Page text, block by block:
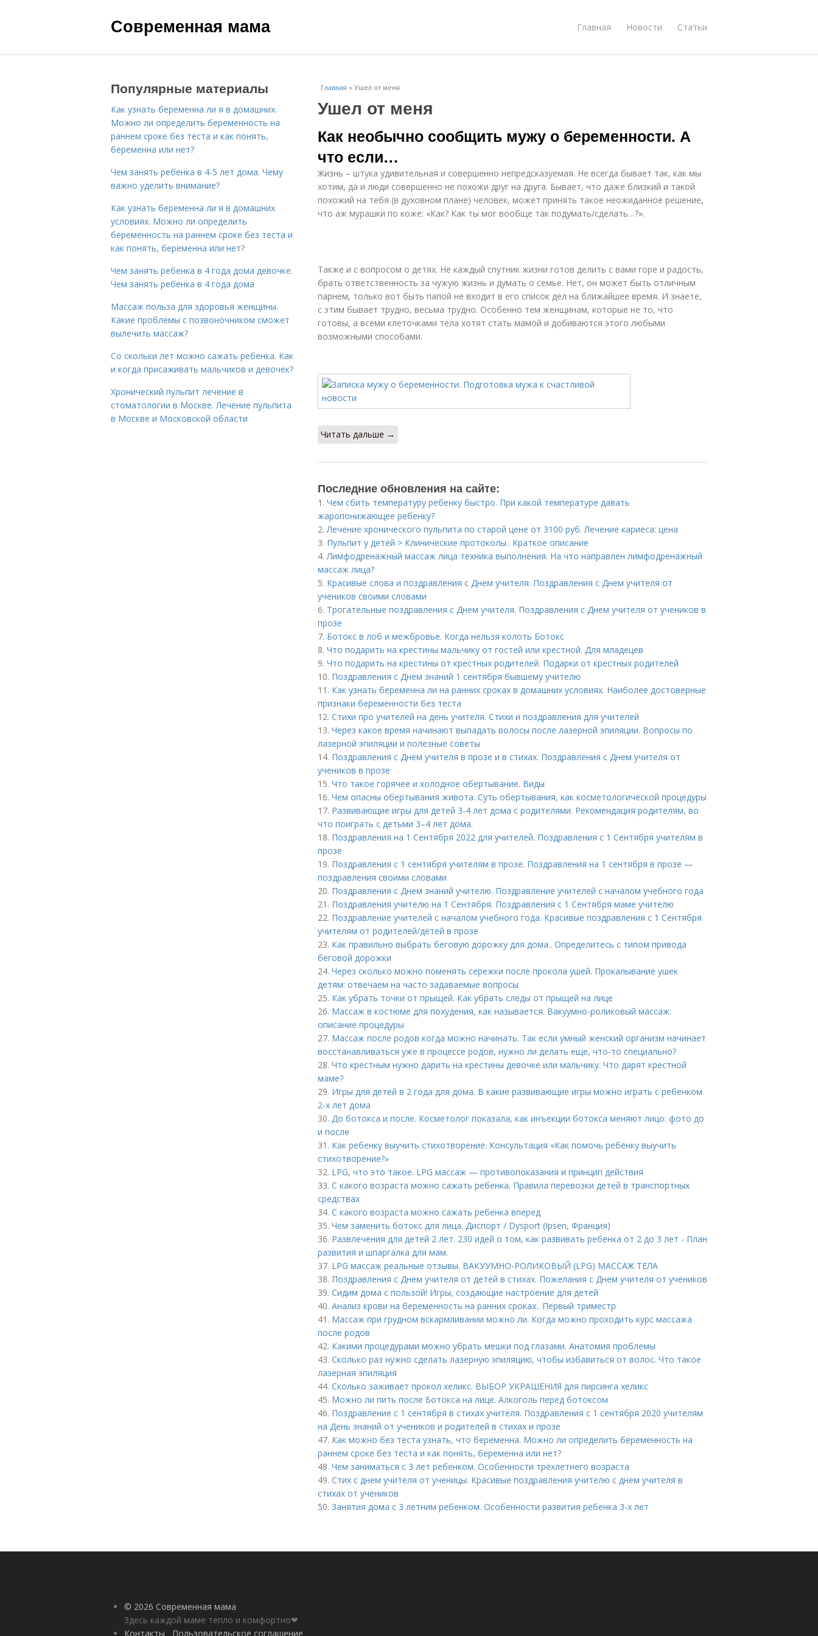
Современная мама Главная Новости Статьи
Главная » Ушел от меня
Ушел от меня
Как необычно сообщить мужу о беременности. А
что если…
Жизнь – штука удивительная и совершенно непредсказуемая. Не всегда бывает так, как мы
хотим, да и люди совершенно не похожи друг на друга. Бывает, что даже близкий и такой
похожий на тебя (в духовном плане) человек, может принять такое неожиданное решение,
что аж мурашки по коже: «Как? Как ты мог вообще так подумать/сделать…?».
Также и с вопросом о детях. Не каждый спутник жизни готов делить с вами горе и радость,
брать ответственность за чужую жизнь и думать о семье. Нет, он может быть отличным
парнем, только вот быть папой не входит в его список дел на ближайшее время. И знаете,
с этим бывает трудно, весьма трудно. Особенно тем женщинам, которые не то, что
готовы, а всеми клеточками тела хотят стать мамой и добиваются этого любыми
возможными способами.
Читать дальше →
Последние обновления на сайте:
1. Чем сбить температуру ребенку быстро. При какой температуре давать
жаропонижающее ребенку?
2.Лечение хронического пульпита по старой цене от 3100 руб. Лечение кариеса: цена
3. Пульпит у детей > Клинические протоколы.. Краткое описание
4.Лимфодренажный массаж лица техника выполнения. На что направлен лимфодренажный
массаж лица?
5. Красивые слова и поздравления с Днем учителя. Поздравления с Днем учителя от
учеников своими словами
6. Трогательные поздравления с Днем учителя. Поздравления с Днем учителя от учеников в
прозе
7. Ботокс в лоб и межбровье. Когда нельзя колоть Ботокс
8. Что подарить на крестины мальчику от гостей или крестной. Для младецев
9. Что подарить на крестины от крестных родителей. Подарки от крестных родителей
10. Поздравления с Днем знаний 1 сентября бывшему учителю
11. Как узнать беременна ли на ранних сроках в домашних условиях. Наиболее достоверные
признаки беременности без теста
12. Стихи про учителей на день учителя. Стихи и поздравления для учителей
13. Через какое время начинают выпадать волосы после лазерной эпиляции. Вопросы по
лазерной эпиляции и полезные советы
14. Поздравления с Днём учителя в прозе и в стихах. Поздравления с Днем учителя от
учеников в прозе
15. Что такое горячее и холодное обертывание. Виды
16. Чем опасны обертывания живота. Суть обертывания, как косметологической процедуры
17. Развивающие игры для детей 3-4 лет дома с родителями. Рекомендация родителям, во
что поиграть с детьми 3–4 лет дома.
18. Поздравления на 1 Сентября 2022 для учителей. Поздравления с 1 Сентября учителям в
прозе
19. Поздравления с 1 сентября учителям в прозе. Поздравления на 1 сентября в прозе —
поздравления своими словами
20. Поздравления с Днем знаний учителю. Поздравление учителей с началом учебного года
21. Поздравления учителю на 1 Сентября. Поздравления с 1 Сентября маме учителю
22. Поздравление учителей с началом учебного года. Красивые поздравления с 1 Сентября
учителям от родителей/детей в прозе
23. Как правильно выбрать беговую дорожку для дома.. Определитесь с типом привода
беговой дорожки
24. Через сколько можно поменять сережки после прокола ушей. Прокалывание ушек
детям: отвечаем на часто задаваемые вопросы
25. Как убрать точки от прыщей. Как убрать следы от прыщей на лице
26. Массаж в костюме для похудения, как называется. Вакуумно-роликовый массаж:
описание процедуры
27. Массаж после родов когда можно начинать. Так если умный женский организм начинает
восстанавливаться уже в процессе родов, нужно ли делать еще, что-то специально?
28. Что крестным нужно дарить на крестины девочке или мальчику. Что дарят крестной
маме?
29. Игры для детей в 2 года для дома. В какие развивающие игры можно играть с ребенком
2-х лет дома
30. До ботокса и после. Косметолог показала, как инъекции ботокса меняют лицо: фото до
и после
31. Как ребенку выучить стихотворение. Консультация «Как помочь ребёнку выучить
стихотворение?»
32. LPG, что это такое. LPG массаж — противопоказания и принцип действия
33. С какого возраста можно сажать ребенка. Правила перевозки детей в транспортных
средствах
34. С какого возраста можно сажать ребенка вперед
35. Чем заменить ботокс для лица. Диспорт / Dysport (Ipsen, Франция)
36. Развлечения для детей 2 лет. 230 идей о том, как развивать ребенка от 2 до 3 лет - План
развития и шпаргалка для мам.
37. LPG массаж реальные отзывы. ВАКУУМНО-РОЛИКОВЫЙ (LPG) МАССАЖ ТЕЛА
38. Поздравления с Днем учителя от детей в стихах. Пожелания с Днем учителя от учеников
39. Сидим дома с пользой! Игры, создающие настроение для детей
40. Анализ крови на беременность на ранних сроках.. Первый триместр
41. Массаж при грудном вскармливании можно ли. Когда можно проходить курс массажа
после родов
42. Какими процедурами можно убрать мешки под глазами. Анатомия проблемы
43. Сколько раз нужно сделать лазерную эпиляцию, чтобы избавиться от волос. Что такое
лазерная эпиляция
44. Сколько заживает прокол хеликс. ВЫБОР УКРАШЕНИЯ для пирсинга хеликс
45. Можно ли пить после Ботокса на лице. Алкоголь перед ботоксом
46. Поздравление с 1 сентября в стихах учителя. Поздравления с 1 сентября 2020 учителям
на День знаний от учеников и родителей в стихах и прозе
47. Как можно без теста узнать, что беременна. Можно ли определить беременность на
раннем сроке без теста и как понять, беременна или нет?
48. Чем заниматься с 3 лет ребенком. Особенности трёхлетнего возраста
49. Стих с днем учителя от ученицы. Красивые поздравления учителю с днем учителя в
стихах от учеников
50. Занятия дома с 3 летним ребенком. Особенности развития ребенка 3-х лет
Популярные материалы
Как узнать беременна ли я в домашних.
Можно ли определить беременность на
раннем сроке без теста и как понять,
беременна или нет?
Чем занять ребенка в 4-5 лет дома. Чему
важно уделить внимание?
Как узнать беременна ли я в домашних
условиях. Можно ли определить
беременность на раннем сроке без теста и
как понять, беременна или нет?
Чем занять ребенка в 4 года дома девочке.
Чем занять ребенка в 4 года дома
Массаж польза для здоровья женщины.
Какие проблемы с позвоночником сможет
вылечить массаж?
Со скольки лет можно сажать ребенка. Как
и когда присаживать мальчиков и девочек?
Хронический пульпит лечение в
стоматологии в Москве. Лечение пульпита
в Москве и Московской области
© 2026 Современная мама
Здесь каждой маме тепло и комфортно❤
Контакты
Пользовательское соглашение